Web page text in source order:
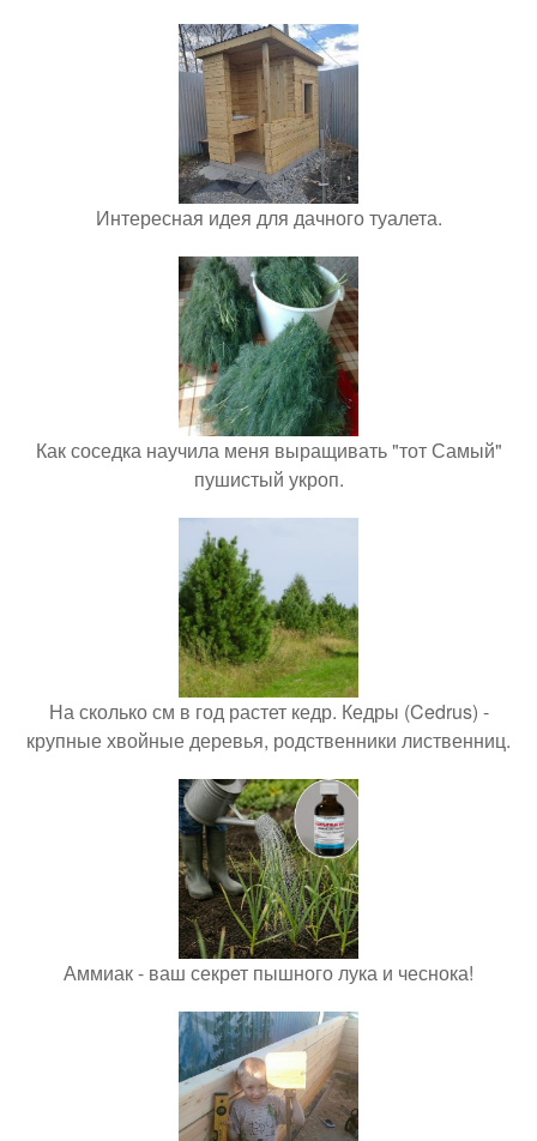
Интересная идея для дачного туалета.
Как соседка научила меня выращивать "тот Самый"
пушистый укроп.
На сколько см в год растет кедр. Кедры (Cedrus) -
крупные хвойные деревья, родственники лиственниц.
Аммиак - ваш секрет пышного лука и чеснока!